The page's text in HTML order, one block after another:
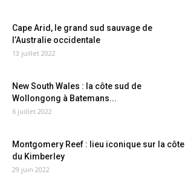
Cape Arid, le grand sud sauvage de
l’Australie occidentale
13 juillet 2022
New South Wales : la côte sud de
Wollongong à Batemans...
6 juillet 2022
Montgomery Reef : lieu iconique sur la côte
du Kimberley
29 juin 2022